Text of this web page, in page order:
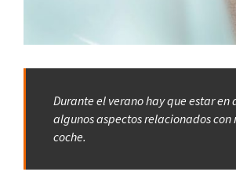
Durante el verano hay que estar en
algunos aspectos relacionados con
coche.